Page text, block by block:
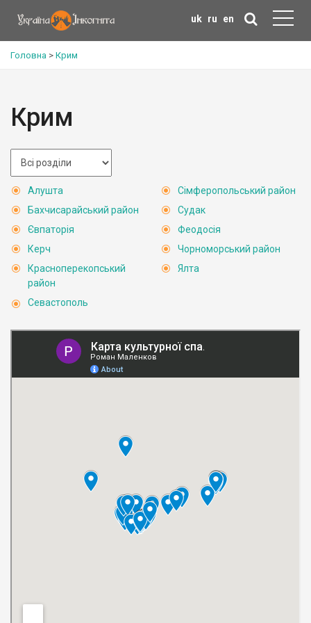
uk ru en
Головна > Крим
Крим
Алушта
Бахчисарайський район
Євпаторія
Керч
Красноперекопський
район
Севастополь
Сімферопольський район
Судак
Феодосія
Чорноморський район
Ялта